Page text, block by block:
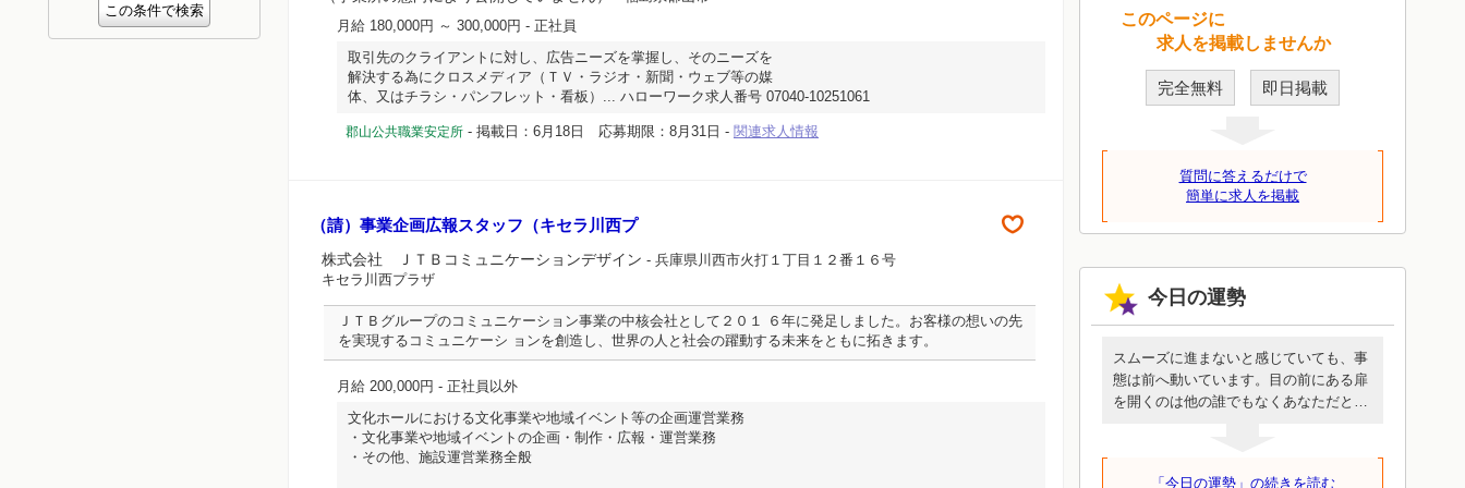
月給 180,000円 ～ 300,000円 - 正社員
取引先のクライアントに対し、広告ニーズを掌握し、そのニーズを
解決する為にクロスメディア（ＴＶ・ラジオ・新聞・ウェブ等の媒
体、又はチラシ・パンフレット・看板）... ハローワーク求人番号 07040-10251061
郡山公共職業安定所 - 掲載日：6月18日 応募期限：8月31日 - 関連求人情報
（請）事業企画広報スタッフ（キセラ川西プ
株式会社 ＪＴＢコミュニケーションデザイン - 兵庫県川西市火打１丁目１２番１６号
キセラ川西プラザ
ＪＴＢグループのコミュニケーション事業の中核会社として２０１ ６年に発足しました。お客様の想いの先
を実現するコミュニケーシ ョンを創造し、世界の人と社会の躍動する未来をともに拓きます。
月給 200,000円 - 正社員以外
文化ホールにおける文化事業や地域イベント等の企画運営業務
・文化事業や地域イベントの企画・制作・広報・運営業務
・その他、施設運営業務全般
このページに
求人を掲載しませんか
完全無料 即日掲載
質問に答えるだけで
簡単に求人を掲載
今日の運勢
スムーズに進まないと感じていても、事
態は前へ動いています。目の前にある扉
を開くのは他の誰でもなくあなただと自
「今日の運勢」の続きを読む